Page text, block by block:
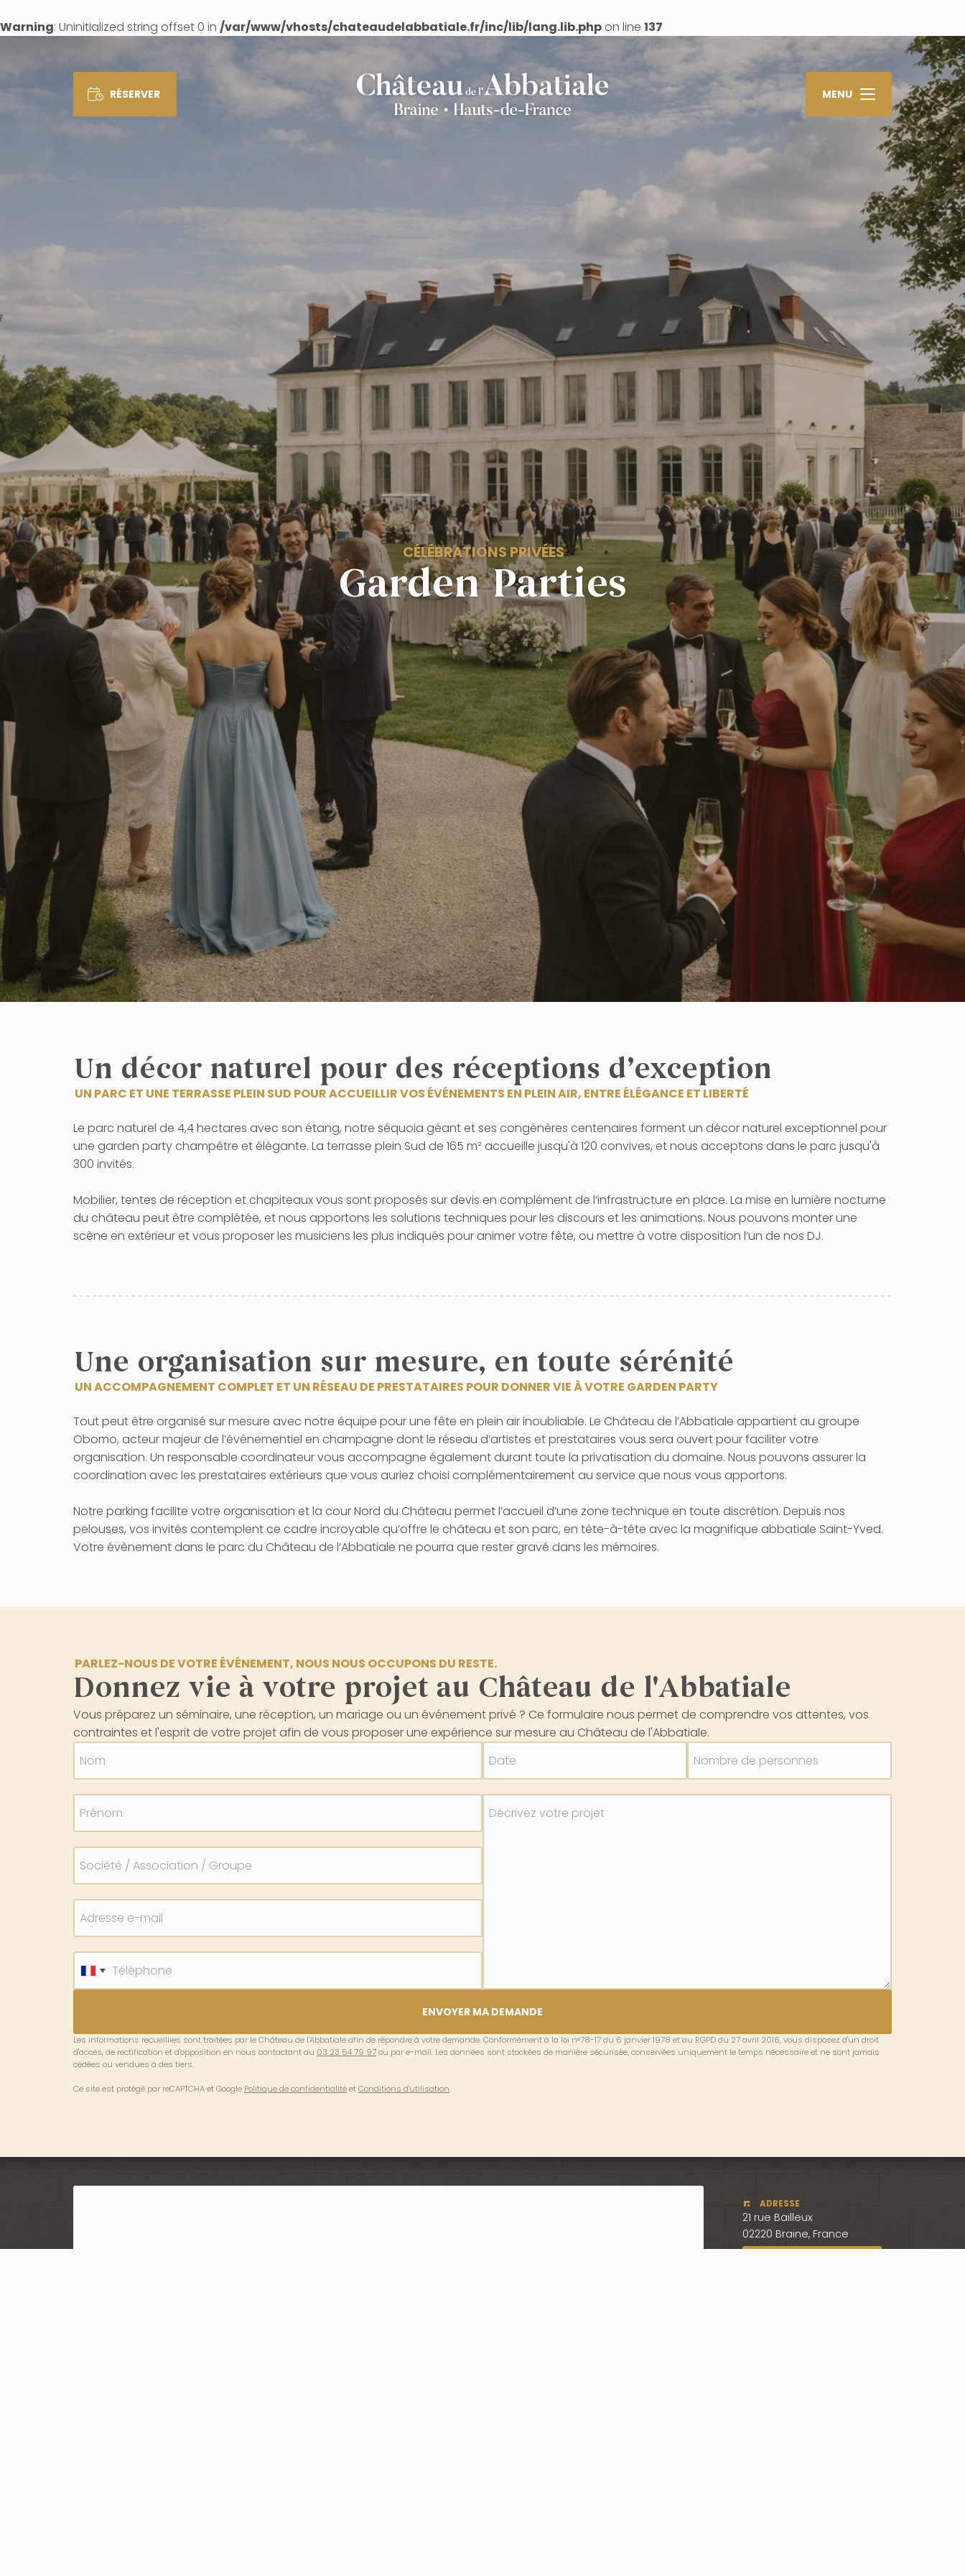
Warning: Uninitialized string offset 0 in /var/www/vhosts/chateaudelabbatiale.fr/inc/lib/lang.lib.php on line 137
RÉSERVER MENU
CÉLÉBRATIONS PRIVÉES
Garden Parties
Un décor naturel pour des réceptions d’exception
UN PARC ET UNE TERRASSE PLEIN SUD POUR ACCUEILLIR VOS ÉVÉNEMENTS EN PLEIN AIR, ENTRE ÉLÉGANCE ET LIBERTÉ
Le parc naturel de 4,4 hectares avec son étang, notre séquoia géant et ses congénères centenaires forment un décor naturel exceptionnel pour
une garden party champêtre et élégante. La terrasse plein Sud de 165 m² accueille jusqu'à 120 convives, et nous acceptons dans le parc jusqu'à
300 invités.
Mobilier, tentes de réception et chapiteaux vous sont proposés sur devis en complément de l’infrastructure en place. La mise en lumière nocturne
du château peut être complétée, et nous apportons les solutions techniques pour les discours et les animations. Nous pouvons monter une
scène en extérieur et vous proposer les musiciens les plus indiqués pour animer votre fête, ou mettre à votre disposition l’un de nos DJ.
Une organisation sur mesure, en toute sérénité
UN ACCOMPAGNEMENT COMPLET ET UN RÉSEAU DE PRESTATAIRES POUR DONNER VIE À VOTRE GARDEN PARTY
Tout peut être organisé sur mesure avec notre équipe pour une fête en plein air inoubliable. Le Château de l’Abbatiale appartient au groupe
Obomo, acteur majeur de l’évènementiel en champagne dont le réseau d’artistes et prestataires vous sera ouvert pour faciliter votre
organisation. Un responsable coordinateur vous accompagne également durant toute la privatisation du domaine. Nous pouvons assurer la
coordination avec les prestataires extérieurs que vous auriez choisi complémentairement au service que nous vous apportons.
Notre parking facilite votre organisation et la cour Nord du Château permet l’accueil d’une zone technique en toute discrétion. Depuis nos
pelouses, vos invités contemplent ce cadre incroyable qu’offre le château et son parc, en tête-à-tête avec la magnifique abbatiale Saint-Yved.
Votre évènement dans le parc du Château de l’Abbatiale ne pourra que rester gravé dans les mémoires.
PARLEZ-NOUS DE VOTRE ÉVÉNEMENT, NOUS NOUS OCCUPONS DU RESTE.
Donnez vie à votre projet au Château de l'Abbatiale
Vous préparez un séminaire, une réception, un mariage ou un événement privé ? Ce formulaire nous permet de comprendre vos attentes, vos
contraintes et l'esprit de votre projet afin de vous proposer une expérience sur mesure au Château de l'Abbatiale.
Nom
Prénom
Société / Association / Groupe
Adresse e-mail
Téléphone
Date Nombre de personnes
Décrivez votre projet
ENVOYER MA DEMANDE
Les informations recueillies sont traitées par le Château de l'Abbatiale afin de répondre à votre demande. Conformément à la loi n°78-17 du 6 janvier 1978 et au RGPD du 27 avril 2016, vous disposez d'un droit
d'accès, de rectification et d'opposition en nous contactant au 03 23 54 79 97ou par e-mail. Les données sont stockées de manière sécurisée, conservées uniquement le temps nécessaire et ne sont jamais
cédées ou vendues à des tiers.
Ce site est protégé par reCAPTCHA et Google Politique de confidentialitéetConditions d'utilisation.
ADRESSE
21 rue Bailleux
02220 Braine, France